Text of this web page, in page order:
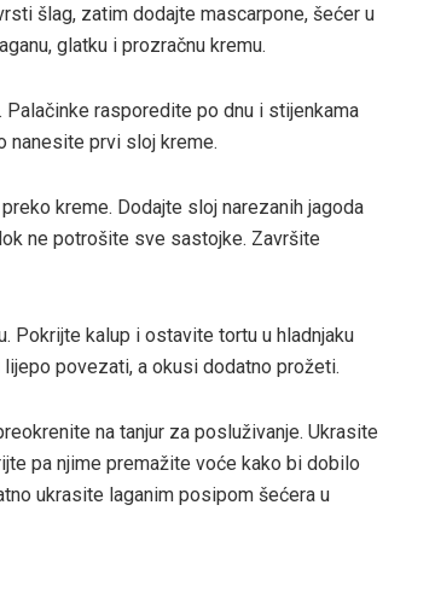
šlag, zatim dodajte mascarpone, šećer u
glatku i prozračnu kremu.
rasporedite po dnu i stijenkama
nanesite prvi sloj kreme.
kreme. Dodajte sloj narezanih jagoda
ne potrošite sve sastojke. Završite
Pokrijte kalup i ostavite tortu u hladnjaku
povezati, a okusi dodatno prožeti.
na tanjur za posluživanje. Ukrasite
pa njime premažite voće kako bi dobilo
ukrasite laganim posipom šećera u